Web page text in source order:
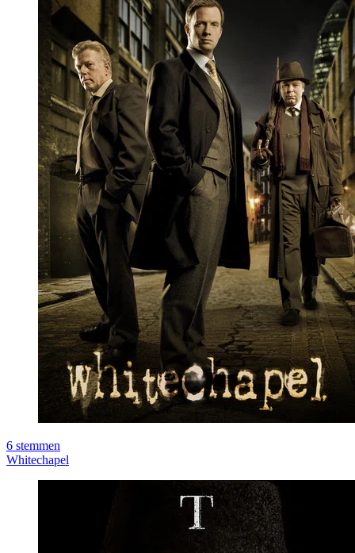
6 stemmen
Whitechapel